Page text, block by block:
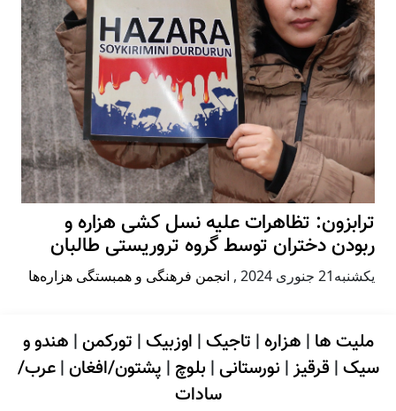
ترابزون: تظاهرات علیه نسل کشی هزاره و
ربودن دختران توسط گروه تروریستی طالبان
يكشنبه21 جنوری 2024 , انجمن فرهنگی و همبستگی هزاره‌ها
ملیت ها | هزاره| تاجیک| اوزبیک| تورکمن| هندو و
سیک| قرقیز| نورستانی| بلوچ | پشتون/افغان|عرب/
سادات